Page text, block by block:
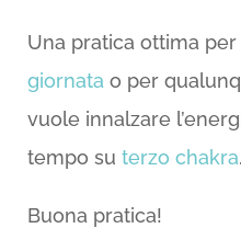
Una pratica ottima per
giornata o per
vuole innalzare
tempo su terzo chakra.
Buona pratica!